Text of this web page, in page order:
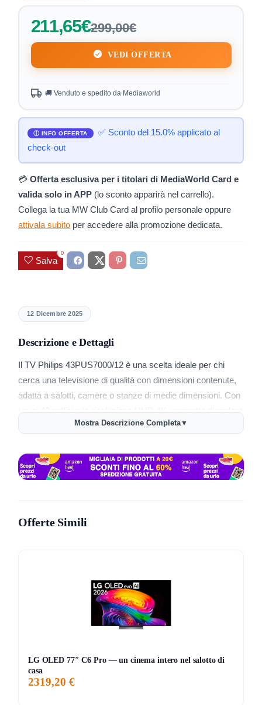
211,65€299,00€
VEDI OFFERTA
🚚 Venduto e spedito da Mediaworld
✅ Sconto del 15.0% applicato al
check-out
💳 Offerta esclusiva per i titolari di MediaWorld Card e
valida solo in APP (lo sconto apparirà nel carrello).
Collega la tua MW Club Card al profilo personale oppure
attivala subito per accedere alla promozione dedicata.
Salva
0
12 Dicembre 2025
Descrizione e Dettagli
Il TV Philips 43PUS7000/12 è una scelta ideale per chi
cerca una televisione di qualità con dimensioni contenute,
adatta a salotti, camere o stanze di medie dimensioni. Con
i suoi 43 pollici e la risoluzione UHD 4K, permette di godere
di immagini nitide e dettagliate che migliorano l’esperienza
tecnologia LED assicura una buona luminosità e contrasti
equilibrati, rendendo la visione piacevole anche in ambienti
dispositivi esterni come console di gioco o streaming box
Chi ha usato il Philips 43PUS7000/12 apprezza in
particolare la qualità dell’immagine che mantiene colori
vividi e una resa definita, tipica di un pannello 4K. La
dimensione da 43 pollici è considerata versatile e adatta a
Alcuni utenti segnalano che il sistema operativo è intuitivo e
rapido nel passare da un’app all’altra, migliorando
l’esperienza di utilizzo quotidiano. Tuttavia, qualche critica
Mostra Descrizione Completa▼
Offerte Simili
LG OLED 77″ C6 Pro — un cinema intero nel salotto di
casa
2319,20 €